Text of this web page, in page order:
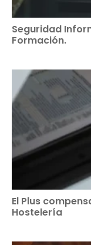
Seguridad
Formación.
El Plus
Hostelería